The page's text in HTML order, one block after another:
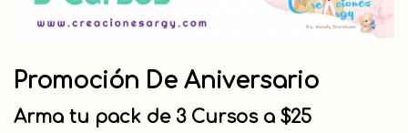
Promoción De Aniversario
Arma tu pack de 3 Cursos a $25